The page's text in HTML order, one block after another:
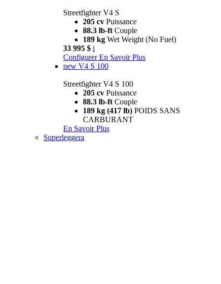
Streetfighter V4 S
205 cv Puissance
88.3 lb-ft Couple
189 kg Wet Weight (No Fuel)
33 995 $ i
Configurer En Savoir Plus
new V4 S 100
Streetfighter V4 S 100
205 cv Puissance
88.3 lb-ft Couple
189 kg (417 lb) POIDS SANS
CARBURANT
En Savoir Plus
Superleggera